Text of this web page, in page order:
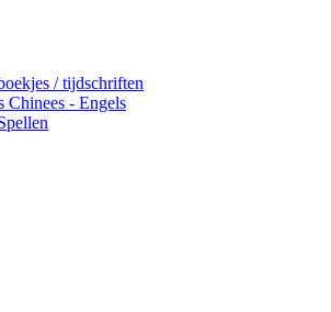
/ tijdschriften
Chinees - Engels